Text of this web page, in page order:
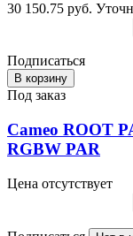
30 150.75 руб.
Подписаться
В корзину
Под заказ
Cameo ROOT
RGBW PAR
Цена отсутствует